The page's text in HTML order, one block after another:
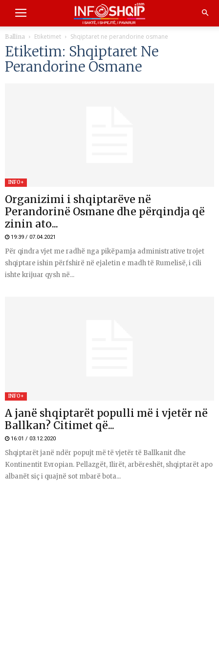
Ballina Etiketimet Shqiptaret ne perandorine osmane
Etiketim: Shqiptaret Ne
Perandorine Osmane
INFO+
Organizimi i shqiptarëve në
Perandorinë Osmane dhe përqindja që
zinin ato...
19:39 / 07.04.2021
Për qindra vjet me radhë nga pikëpamja administrative trojet
shqiptare ishin përfshirë në ejaletin e madh të Rumelisë, i cili
ishte krijuar qysh në...
INFO+
A janë shqiptarët populli më i vjetër në
Ballkan? Citimet që...
16:01 / 03.12.2020
Shqiptarët janë ndër popujt më të vjetër të Ballkanit dhe
Kontinentit Evropian. Pellazgët, Ilirët, arbëreshët, shqiptarët apo
albanët siç i quajnë sot mbarë bota...